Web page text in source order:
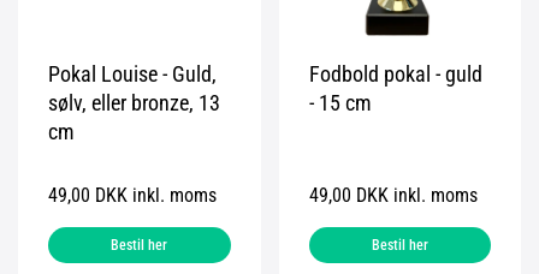
Pokal Louise - Guld,
sølv, eller bronze, 13
cm
49,00 DKK inkl. moms
Bestil her
Fodbold pokal - guld
- 15 cm
49,00 DKK inkl. moms
Bestil her